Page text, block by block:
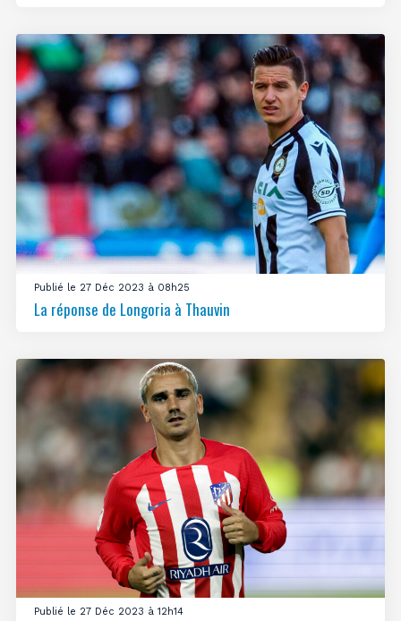
Publié le 27 Déc 2023 à 08h25
La réponse de Longoria à Thauvin
Publié le 27 Déc 2023 à 12h14